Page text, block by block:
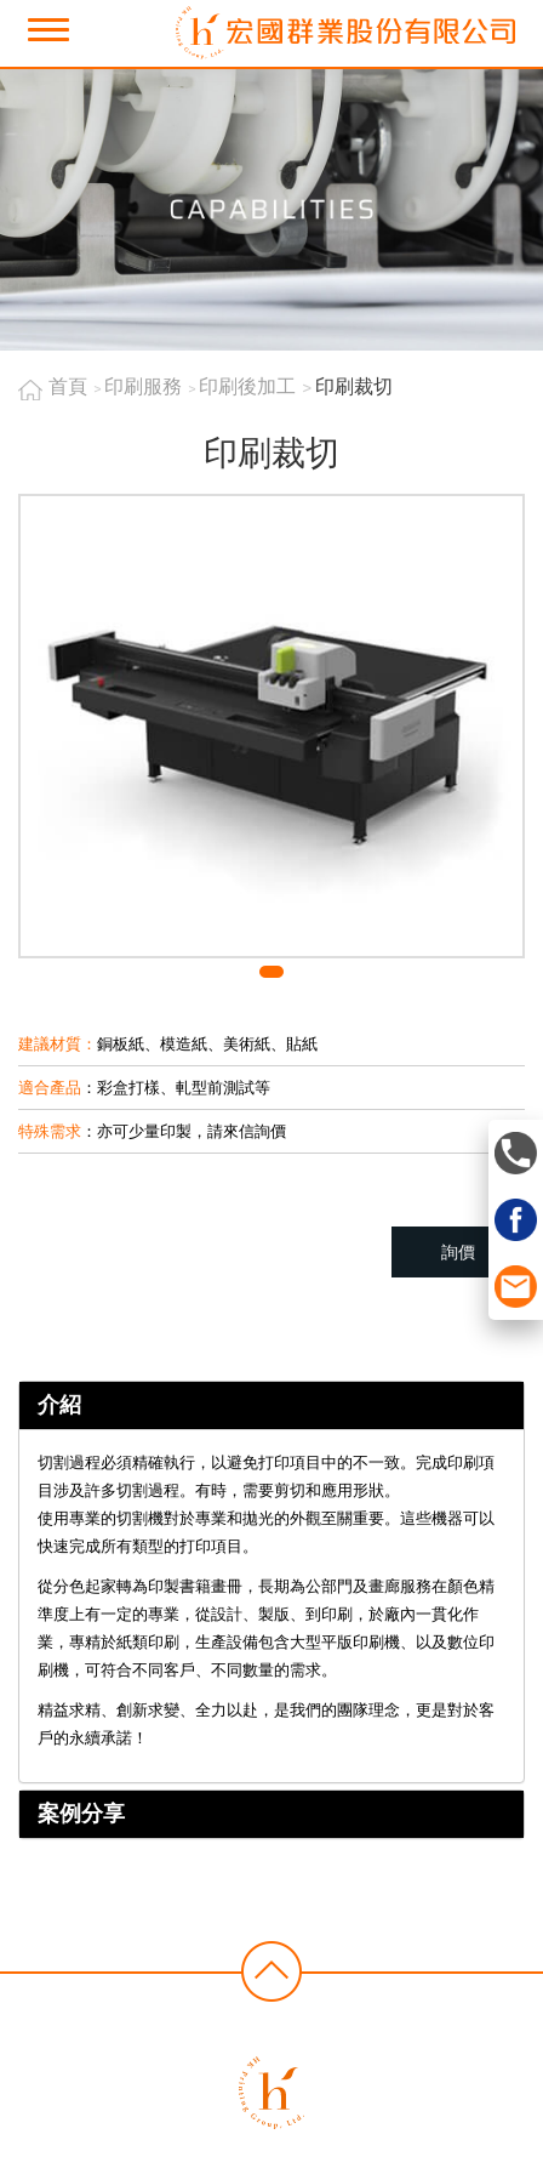
首頁 印刷服務 印刷後加工 印刷裁切
印刷裁切
建議材質： 銅板紙、模造紙、美術紙、貼紙
適合產品 ：彩盒打樣、軋型前測試等
特殊需求 ：亦可少量印製，請來信詢價
詢價
介紹
切割過程必須精確執行，以避免打印項目中的不一致。完成印刷項
目涉及許多切割過程。有時，需要剪切和應用形狀。
使用專業的切割機對於專業和拋光的外觀至關重要。這些機器可以
快速完成所有類型的打印項目。
從分色起家轉為印製書籍畫冊，長期為公部門及畫廊服務在顏色精
準度上有一定的專業，從設計、製版、到印刷，於廠內一貫化作
業，專精於紙類印刷，生產設備包含大型平版印刷機、以及數位印
刷機，可符合不同客戶、不同數量的需求。
精益求精、創新求變、全力以赴，是我們的團隊理念，更是對於客
戶的永續承諾！
案例分享